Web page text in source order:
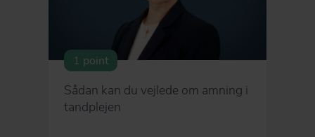
1 point
Sådan kan du vejlede om amning i
tandplejen